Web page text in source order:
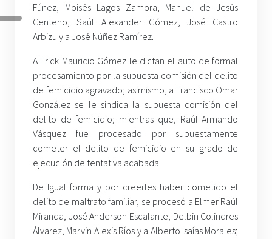
Fúnez, Moisés Lagos Zamora, Manuel de Jesús
Centeno, Saúl Alexander Gómez, José Castro
Arbizu y a José Núñez Ramírez.
A Erick Mauricio Gómez le dictan el auto de formal
procesamiento por la supuesta comisión del delito
de femicidio agravado; asimismo, a Francisco Omar
González se le sindica la supuesta comisión del
delito de femicidio; mientras que, Raúl Armando
Vásquez fue procesado por supuestamente
cometer el delito de femicidio en su grado de
ejecución de tentativa acabada.
De Igual forma y por creerles haber cometido el
delito de maltrato familiar, se procesó a Elmer Raúl
Miranda, José Anderson Escalante, Delbin Colindres
Álvarez, Marvin Alexis Ríos y a Alberto Isaías Morales;